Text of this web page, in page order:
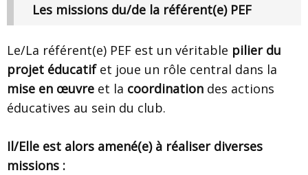
Les missions du/de la référent(e) PEF
Le/La référent(e) PEF est un véritable pilier du
projet éducatifet joue un rôle central dans la
mise en œuvre et la coordination des actions
éducatives au sein du club.
Il/Elle est alors amené(e) à réaliser diverses
missions :